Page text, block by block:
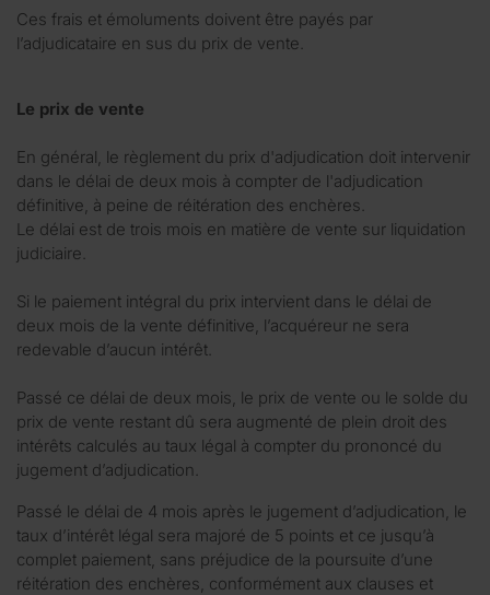
Ces frais et émoluments doivent être payés par
l’adjudicataire en sus du prix de vente.
Le prix de vente
En général, le règlement du prix d'adjudication doit intervenir
dans le délai de deux mois à compter de l'adjudication
définitive, à peine de réitération des enchères.
Le délai est de trois mois en matière de vente sur liquidation
judiciaire.
Si le paiement intégral du prix intervient dans le délai de
deux mois de la vente définitive, l’acquéreur ne sera
redevable d’aucun intérêt.
Passé ce délai de deux mois, le prix de vente ou le solde du
prix de vente restant dû sera augmenté de plein droit des
intérêts calculés au taux légal à compter du prononcé du
jugement d’adjudication.
Passé le délai de 4 mois après le jugement d’adjudication, le
taux d’intérêt légal sera majoré de 5 points et ce jusqu’à
complet paiement, sans préjudice de la poursuite d’une
réitération des enchères, conformément aux clauses et